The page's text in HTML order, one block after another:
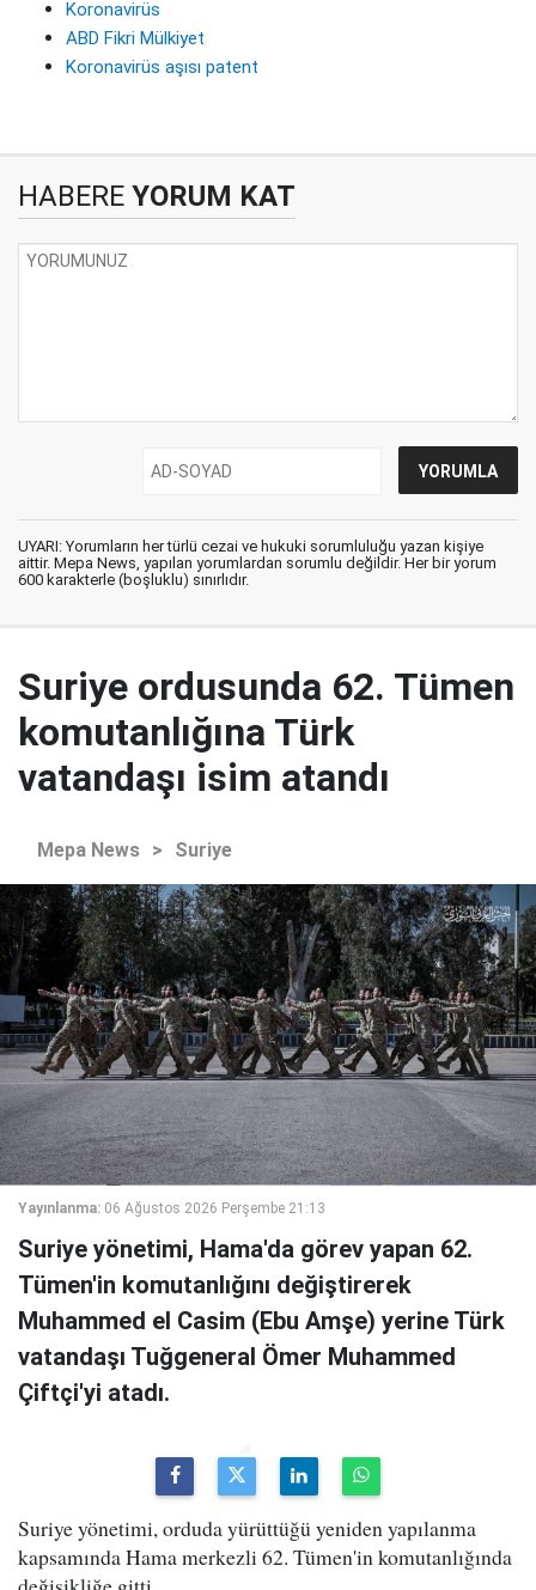
Koronavirüs
ABD Fikri Mülkiyet
Koronavirüs aşısı patent
HABERE YORUM KAT
UYARI: Yorumların her türlü cezai ve hukuki sorumluluğu yazan kişiye
aittir. Mepa News, yapılan yorumlardan sorumlu değildir. Her bir yorum
600 karakterle (boşluklu) sınırlıdır.
Suriye ordusunda 62. Tümen
komutanlığına Türk
vatandaşı isim atandı
Mepa News > Suriye
Yayınlanma: 06 Ağustos 2026 Perşembe 21:13
Suriye yönetimi, Hama'da görev yapan 62.
Tümen'in komutanlığını değiştirerek
Muhammed el Casim (Ebu Amşe) yerine Türk
vatandaşı Tuğgeneral Ömer Muhammed
Çiftçi'yi atadı.
Suriye yönetimi, orduda yürüttüğü yeniden yapılanma
kapsamında Hama merkezli 62. Tümen'in komutanlığında